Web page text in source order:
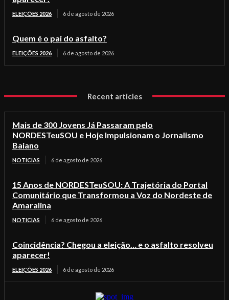
ELEIÇÕES 2026 6 de agosto de 2026
Quem é o pai do asfalto?
ELEIÇÕES 2026 6 de agosto de 2026
Recent articles
Mais de 300 Jovens Já Passaram pelo
NORDESTeuSOU e Hoje Impulsionam o Jornalismo
Baiano
NOTICIAS 6 de agosto de 2026
15 Anos de NORDESTeuSOU: A Trajetória do Portal
Comunitário que Transformou a Voz do Nordeste de
Amaralina
NOTICIAS 6 de agosto de 2026
Coincidência? Chegou a eleição… e o asfalto resolveu
aparecer!
ELEIÇÕES 2026 6 de agosto de 2026